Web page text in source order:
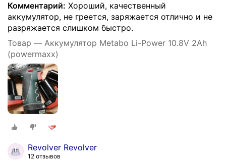
Комментарий: Хороший, качественный
аккумулятор, не греется, заряжается отлично и не
разряжается слишком быстро.
Товар — Аккумулятор Metabo Li-Power 10.8V 2Ah
(powermaxx)
Revolver Revolver
12 отзывов